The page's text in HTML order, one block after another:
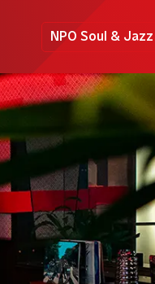
NPO Soul & Jazz